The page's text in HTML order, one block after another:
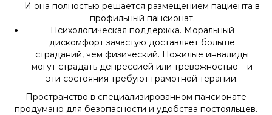
И она полностью решается размещением пациента в
профильный пансионат.
Психологическая поддержка. Моральный
дискомфорт зачастую доставляет больше
страданий, чем физический. Пожилые инвалиды
могут страдать депрессией или тревожностью – и
эти состояния требуют грамотной терапии.
Пространство в специализированном пансионате
продумано для безопасности и удобства постояльцев.